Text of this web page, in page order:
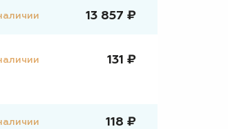
13 857 ₽
131 ₽
118 ₽